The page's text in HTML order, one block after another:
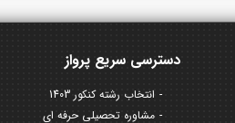
دسترسی سریع پرواز
انتخاب رشته کنکور 1403
مشاوره تحصیلی حرفه ای